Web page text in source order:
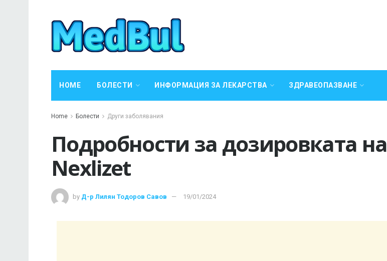
HOME БОЛЕСТИ ИНФОРМАЦИЯ ЗА ЛЕКАРСТВА ЗДРАВЕОПАЗВАНЕ
Home Болести Други заболявания
Подробности за дозировката на
Nexlizet
by Д-р Лилян Тодоров Савов 19/01/2024